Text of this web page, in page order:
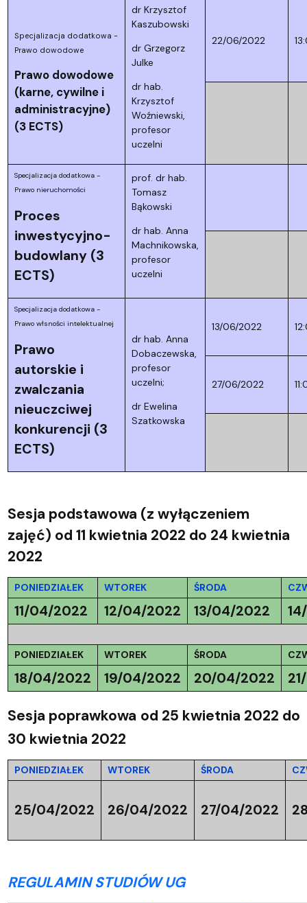
Specjalizacja dodatkowa -
Prawo dowodowe
Prawo dowodowe
(karne, cywilne i
administracyjne)
(3 ECTS)
dr Krzysztof
Kaszubowski
dr Grzegorz
Julke
dr hab.
Krzysztof
Woźniewski,
profesor
uczelni
22/06/2022
Specjalizacja dodatkowa -
Prawo nieruchomości
Proces
inwestycyjno-
budowlany (3
ECTS)
prof. dr hab.
Tomasz
Bąkowski
dr hab. Anna
Machnikowska,
profesor
uczelni
Specjalizacja dodatkowa -
Prawo włsności intelektualnej
Prawo
autorskie i
zwalczania
nieuczciwej
konkurencji (3
ECTS)
dr hab. Anna
Dobaczewska,
profesor
uczelni;
dr Ewelina
Szatkowska
13/06/2022
27/06/2022
Sesja podstawowa (z wyłączeniem
zajęć) od 11 kwietnia 2022 do 24 kwietnia
2022
PONIEDZIAŁEK WTOREK ŚRODA
11/04/2022 12/04/2022 13/04/2022
PONIEDZIAŁEK WTOREK ŚRODA
18/04/2022 19/04/2022 20/04/2022
Sesja poprawkowa od 25 kwietnia 2022 do
30 kwietnia 2022
PONIEDZIAŁEK WTOREK ŚRODA
25/04/2022 26/04/2022 27/04/2022
REGULAMIN STUDIÓW UG